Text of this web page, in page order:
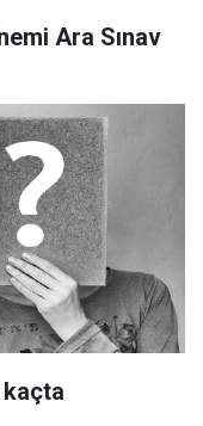
Ara Sınav
kaçta